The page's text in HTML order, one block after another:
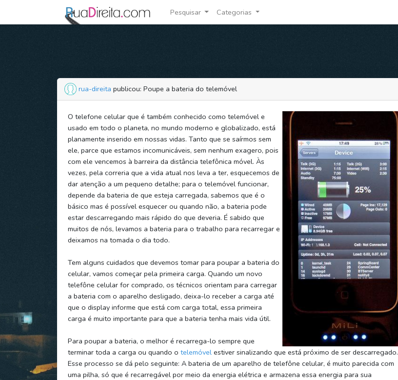
Pesquisar Categorias
rua-direita publicou: Poupe a bateria do telemóvel
O telefone celular que é também conhecido como telemóvel e
usado em todo o planeta, no mundo moderno e globalizado, está
planamente inserido em nossas vidas. Tanto que se saírmos sem
ele, parce que estamos incomunicáveis, sem nenhum exagero, pois
com ele vencemos à barreira da distância telefônica móvel. Às
vezes, pela correria que a vida atual nos leva a ter, esquecemos de
dar atenção a um pequeno detalhe; para o telemóvel funcionar,
depende da bateria de que esteja carregada, sabemos que é o
básico mas é possível esquecer ou quando não, a bateria pode
estar descarregando mais rápido do que deveria. É sabido que
muitos de nós, levamos a bateria para o trabalho para recarregar e
deixamos na tomada o dia todo.
Tem alguns cuidados que devemos tomar para poupar a bateria do
celular, vamos começar pela primeira carga. Quando um novo
telefône celular for comprado, os técnicos orientam para carregar
a bateria com o aparelho desligado, deixa-lo receber a carga até
que o display informe que está com carga total, essa primeira
carga é muito importante para que a bateria tenha mais vida útil.
Para poupar a bateria, o melhor é recarrega-lo sempre que
terminar toda a carga ou quando o telemóvelestiver sinalizando que está próximo de ser descarregado.
Esse processo se dá pelo seguinte: A bateria de um aparelho de telefône celular, é muito parecida com
uma pilha, só que é recarregável por meio da energia elétrica e armazena essa energia para sua